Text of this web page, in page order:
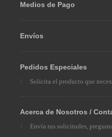
Medios de Pago
Envíos
Pedidos Especiales
Solicita el producto que
Acerca de Nosotros /
Envía tus solicitudes,